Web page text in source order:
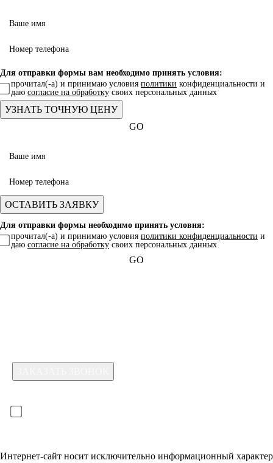
Для отправки формы вам необходимо принять условия:
прочитал(-а) и принимаю условия политики конфиденциальности и
даю согласие на обработку своих персональных данных
GO
Для отправки формы необходимо принять условия:
прочитал(-а) и принимаю условия политики конфиденциальности и
даю согласие на обработку своих персональных данных
GO
Интернет-сайт носит исключительно информационный характер